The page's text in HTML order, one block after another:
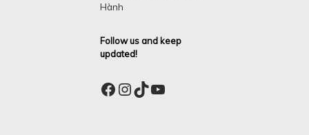
Hành
Follow us and keep
updated!
Facebook
Instagram
TikTok
YouTube